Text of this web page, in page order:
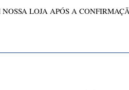
LOJA APÓS A